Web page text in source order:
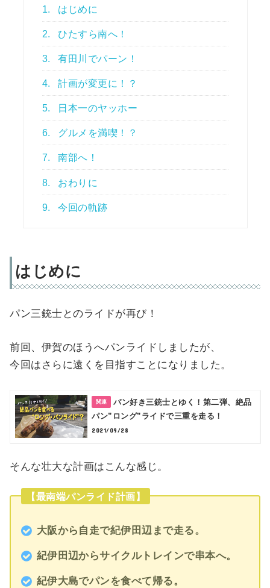
1. はじめに
2. ひたすら南へ！
3. 有田川でパーン！
4. 計画が変更に！？
5. 日本一のヤッホー
6. グルメを満喫！？
7. 南部へ！
8. おわりに
9. 今回の軌跡
はじめに
パン三銃士とのライドが再び！
前回、伊賀のほうへパンライドしましたが、
今回はさらに遠くを目指すことになりました。
パン好き三銃士とゆく！第二弾、絶品
パン”ロング”ライドで三重を走る！
2021/09/28
そんな壮大な計画はこんな感じ。
【最南端パンライド計画】
大阪から自走で紀伊田辺まで走る。
紀伊田辺からサイクルトレインで串本へ。
紀伊大島でパンを食べて帰る。